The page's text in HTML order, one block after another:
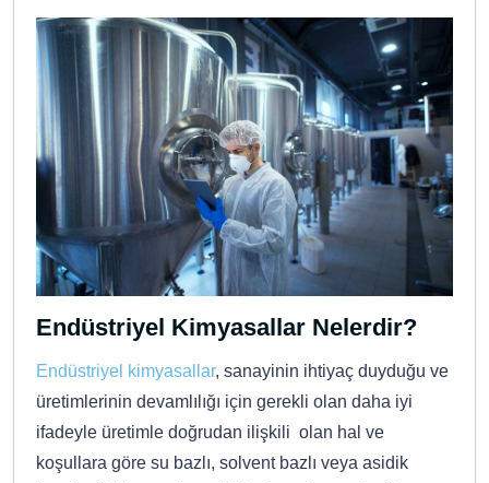
Endüstriyel Kimyasallar Nelerdir?
Endüstriyel kimyasallar, sanayinin ihtiyaç duyduğu ve
üretimlerinin devamlılığı için gerekli olan daha iyi
ifadeyle üretimle doğrudan ilişkili olan hal ve
koşullara göre su bazlı, solvent bazlı veya asidik